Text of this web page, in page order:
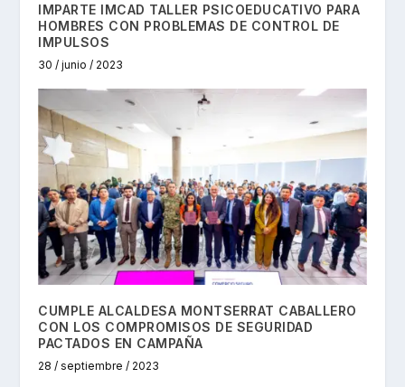
IMPARTE IMCAD TALLER PSICOEDUCATIVO PARA
HOMBRES CON PROBLEMAS DE CONTROL DE
IMPULSOS
30 / junio / 2023
CUMPLE ALCALDESA MONTSERRAT CABALLERO
CON LOS COMPROMISOS DE SEGURIDAD
PACTADOS EN CAMPAÑA
28 / septiembre / 2023